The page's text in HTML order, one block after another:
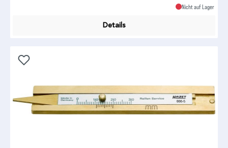
Nicht auf Lager
Details